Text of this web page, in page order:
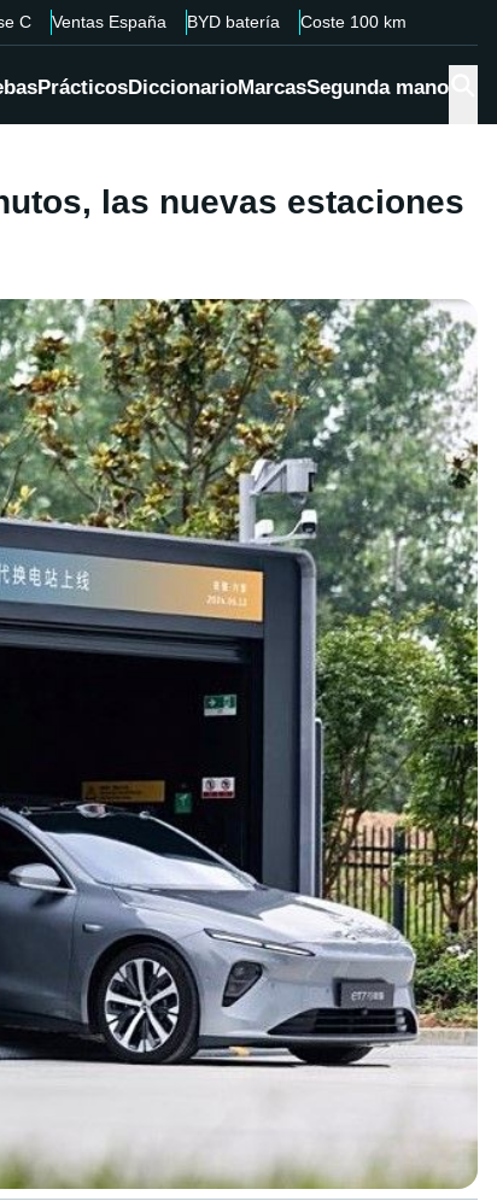
C Ventas España BYD batería Coste 100 km
PrácticosDiccionarioMarcasSegunda mano
las nuevas estaciones